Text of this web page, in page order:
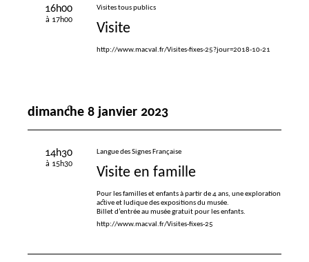
16h00
à 17h00
Visites tous publics
Visite
http://www.macval.fr/Visites-fixes-25?jour=2018-10-21
dimanche 8 janvier 2023
14h30
à 15h30
Langue des Signes Française
Visite en famille
Pour les familles et enfants à partir de 4 ans, une exploration
active et ludique des expositions du musée.
Billet d’entrée au musée gratuit pour les enfants.
http://www.macval.fr/Visites-fixes-25